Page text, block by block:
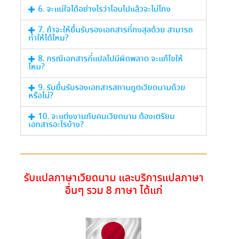
6. จะแน่ใจได้อย่างไรว่าโอนไปแล้วจะไม่โกง
7. ถ้าจะให้ยื่นรับรองเอกสารที่กงสุลด้วย สามารถ
ทำให้ได้ไหม?
8. กรณีเอกสารที่แปลไปมีผิดพลาด จะแก้ไขให้
ไหม?
9. รับยื่นรับรองเอกสารสถานทูตเวียดนามด้วย
หรือไม่?
10. จะแต่งงานกับคนเวียดนาม ต้องเตรียม
เอกสารอะไรบ้าง?
รับแปลภาษาเวียดนาม และบริการแปลภาษา
อื่นๆ รวม 8 ภาษา ได้แก่